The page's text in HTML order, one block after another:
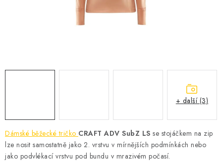
MEGA SLEVY
NOVINKY
Dámské běžecké tričko CRAFT ADV SubZ LS se stojáčkem na zip
lze nosit samostatně jako 2. vrstvu v mírnějších podmínkách nebo
jako podvlékací vrstvu pod bundu v mrazivém počasí.
+ další (3)